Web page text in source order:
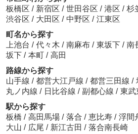
板橋区 / 新宿区 / 世田谷区 / 港区 / 杉
渋谷区 / 大田区 / 中野区 / 江東区
町名から探す
上池台 / 代々木 / 南麻布 / 東坂下 / 南
坂下 / 本町 / 高田
路線から探す
山手線 / 都営大江戸線 / 都営三田線 /
丸ノ内線 / 日比谷線 / 副都心線 / 東武
駅から探す
板橋 / 高田馬場 / 落合 / 恵比寿 / 浮間
大山 / 広尾 / 新江古田 / 落合南長崎